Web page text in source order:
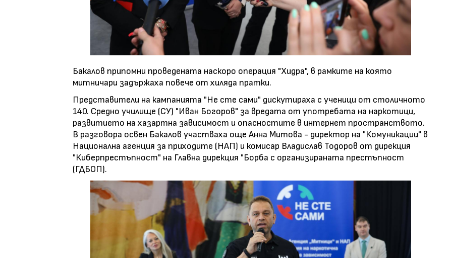
Бакалов припомни проведената наскоро операция "Хидра", в рамките на която
митничари задържаха повече от хиляда пратки.
Представители на кампанията "Не сте сами" дискутираха с ученици от столичното
140. Средно училище (СУ) "Иван Богоров" за вредата от употребата на наркотици,
развитието на хазартна зависимост и опасностите в интернет пространството.
В разговора освен Бакалов участваха още Анна Митова - директор на "Комуникации" в
Национална агенция за приходите (НАП) и комисар Владислав Тодоров от дирекция
"Киберпрестъпност" на Главна дирекция "Борба с организираната престъпност
(ГДБОП).